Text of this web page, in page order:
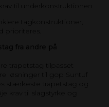
til underkonstruktionen
tagkonstruktioner,
prioriteres.
fra andre på
trapetstag tilpasset
løsninger til gop Suntuf
stærkeste trapetstag og
krav til slagstyrke og